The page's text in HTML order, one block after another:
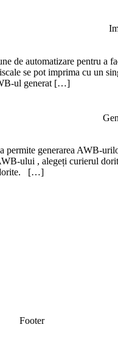
de automatizare pentru a
se pot imprima cu un
ul generat […]
permite generarea AWB-
ului , alegeți curierul
dorite. […]
Footer